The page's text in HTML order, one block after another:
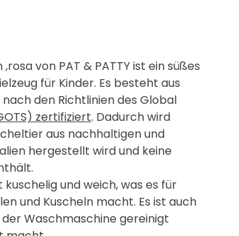
von PAT & PATTY ist ein süßes
für Kinder. Es besteht aus
den Richtlinien des Global
zertifiziert. Dadurch wird
aus nachhaltigen und
hergestellt wird und keine
und weich, was es für
und Kuscheln macht. Es ist auch
Waschmaschine gereinigt